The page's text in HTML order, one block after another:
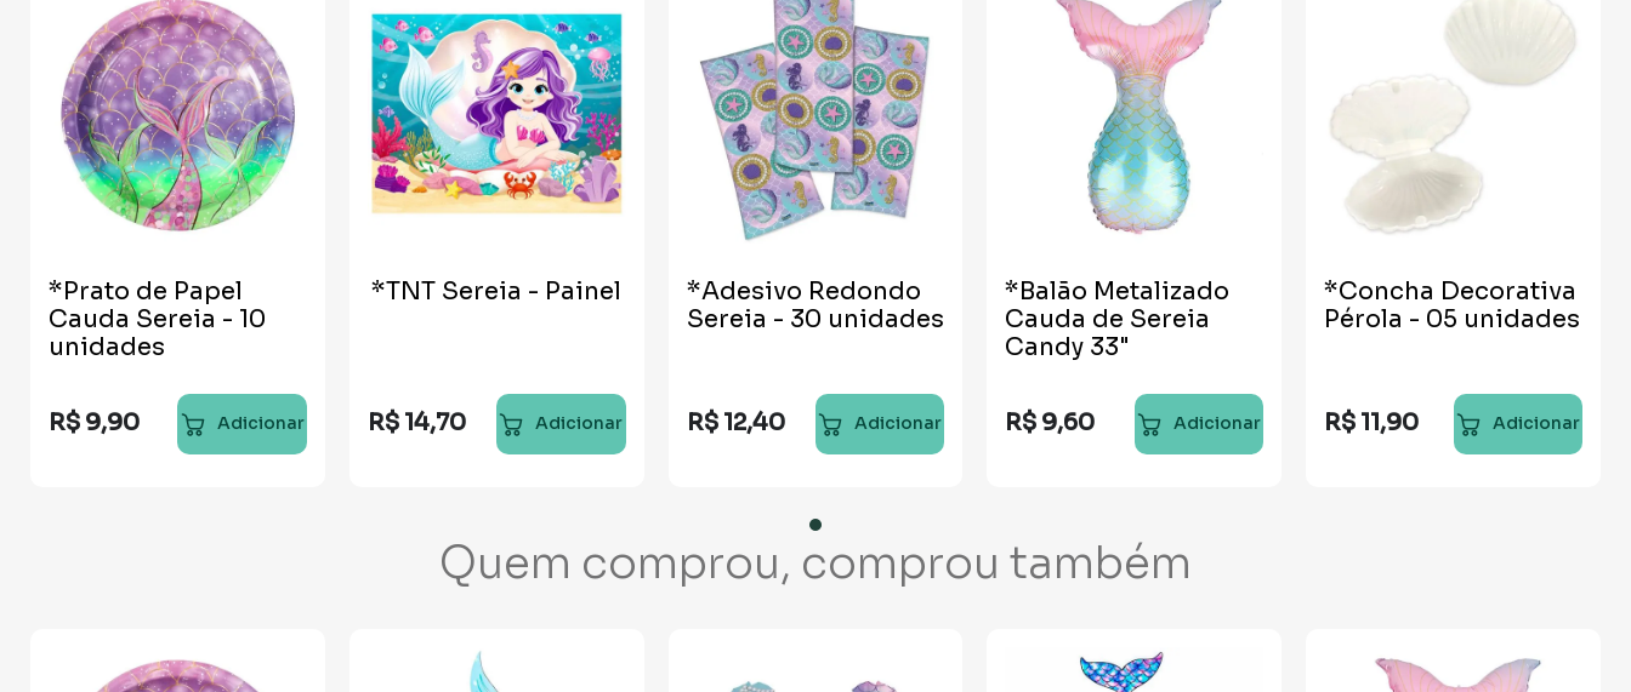
*Prato de Papel
Cauda Sereia - 10
unidades
R$ 9,90 Adicionar
*TNT Sereia - Painel
R$ 14,70 Adicionar
*Adesivo Redondo
Sereia - 30 unidades
R$ 12,40 Adicionar
*Balão Metalizado
Cauda de Sereia
Candy 33"
R$ 9,60 Adicionar
*Concha Decorativa
Pérola - 05 unidades
R$ 11,90 Adicionar
Quem comprou, comprou também